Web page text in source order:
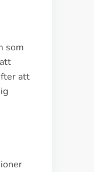
som
att